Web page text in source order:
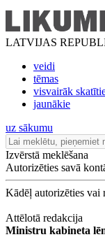
LATVIJAS
veidi
tēmas
visvairāk
jaunākie
uz sākumu
Izvērstā meklēšana
Autorizēties savā
Kādēļ autorizēties vai
Attēlotā redakcija
Ministru kabineta